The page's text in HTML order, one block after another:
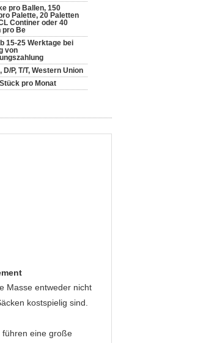
pro Ballen, 150
Palette, 20 Paletten
Continer oder 40
pro Be
15-25 Werktage bei
von
D/P, T/T, Western Union
pro Monat
Masse entweder nicht
kostspielig sind.
führen eine große